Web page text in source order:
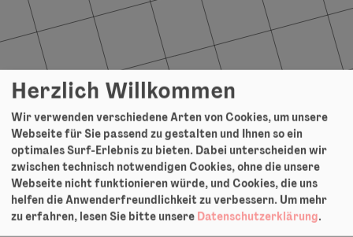
Lars Löffler machte 2020 sein Abitur im
musischen Zweig des Karl-Theodor-von-
Dalberg-Gymsaiums Aschaffenburg. Im
Anschluss absolvierte er ein Freiwilliges
Herzlich Willkommen
Wir verwenden verschiedene Arten von Cookies, um unsere
Webseite für Sie passend zu gestalten und Ihnen so ein
optimales Surf-Erlebnis zu bieten. Dabei unterscheiden wir
zwischen technisch notwendigen Cookies, ohne die unsere
Webseite nicht funktionieren würde, und Cookies, die uns
helfen die Anwenderfreundlichkeit zu verbessern. Um mehr
zu erfahren, lesen Sie bitte unsere Datenschutzerklärung.